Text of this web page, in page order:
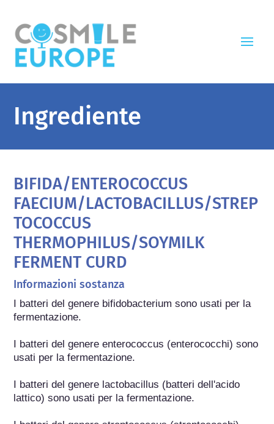
Ingrediente
BIFIDA/ENTEROCOCCUS
FAECIUM/LACTOBACILLUS/STREP
TOCOCCUS
THERMOPHILUS/SOYMILK
FERMENT CURD
Informazioni sostanza
I batteri del genere bifidobacterium sono usati per la
fermentazione.
I batteri del genere enterococcus (enterococchi) sono
usati per la fermentazione.
I batteri del genere lactobacillus (batteri dell'acido
lattico) sono usati per la fermentazione.